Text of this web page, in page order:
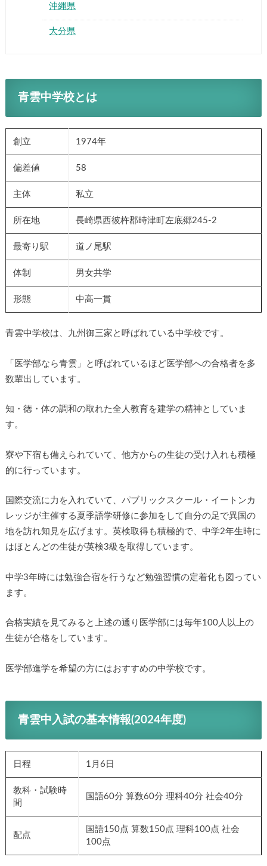
沖縄県
大分県
青雲中学校とは
創立 1974年
偏差値 58
主体 私立
所在地 長崎県西彼杵郡時津町左底郷245-2
最寄り駅 道ノ尾駅
体制 男女共学
形態 中高一貫
青雲中学校は、九州御三家と呼ばれている中学校です。
「医学部なら青雲」と呼ばれているほど医学部への合格者を多
数輩出しています。
知・徳・体の調和の取れた全人教育を建学の精神としていま
す。
寮や下宿も備えられていて、他方からの生徒の受け入れも積極
的に行っています。
国際交流に力を入れていて、パブリックスクール・イートンカ
レッジが主催する夏季語学研修に参加をして自分の足で異国の
地を訪れ知見を広げます。英検取得も積極的で、中学2年生時に
はほとんどの生徒が英検3級を取得しています。
中学3年時には勉強合宿を行うなど勉強習慣の定着化も図ってい
ます。
合格実績を見てみると上述の通り医学部には毎年100人以上の
生徒が合格をしています。
医学部進学を希望の方にはおすすめの中学校です。
青雲中入試の基本情報(2024年度)
日程 1月6日
教科・試験時
間
国語60分 算数60分 理科40分 社会40分
配点
国語150点 算数150点 理科100点 社会
100点